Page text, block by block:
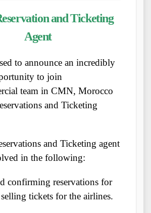
and Ticketing
Agent
to announce an incredibly
to join
team in CMN, Morocco
and Ticketing
and Ticketing agent
in the following:
confirming reservations for
selling tickets for the airlines.